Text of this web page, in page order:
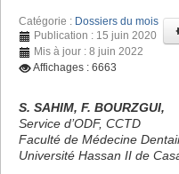
Catégorie : Dossiers du mois
Publication : 15 juin 2020
Mis à jour : 8 juin 2022
Affichages : 6663
S. SAHIM, F. BOURZGUI,
Service d’ODF, CCTD
Faculté de Médecine
Université Hassan II de